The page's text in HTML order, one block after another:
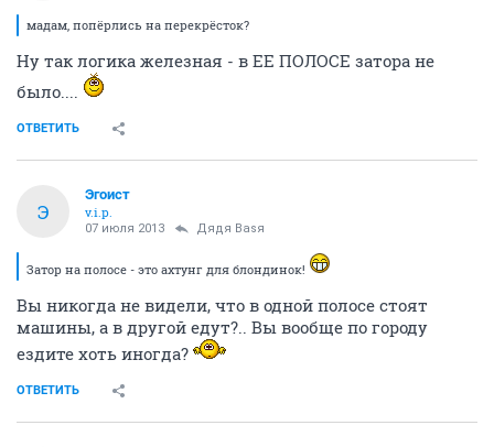
мадам, попёрлись на перекрёсток?
Ну так логика железная - в ЕЕ ПОЛОСЕ затора не
было....
ОТВЕТИТЬ
Э
Эгоист
v.i.p.
07 июля 2013 Дядя Ваsя
Затор на полосе - это ахтунг для блондинок!
Вы никогда не видели, что в одной полосе стоят
машины, а в другой едут?.. Вы вообще по городу
ездите хоть иногда?
ОТВЕТИТЬ